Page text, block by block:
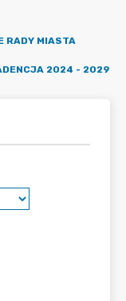
RADY MIASTA
2024 - 2029